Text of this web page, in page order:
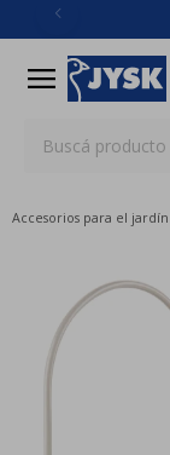
menu
Accesorios para el jardín
close